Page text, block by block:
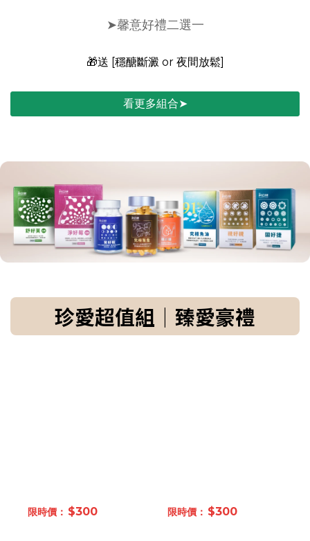
➤馨意好禮二選一
🎁送 [穩醣斷澱 or 夜間放鬆]
看更多組合➤
珍愛超值組｜臻愛豪禮
$300 $300